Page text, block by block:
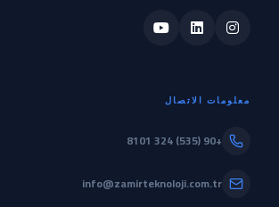
معلومات الاتصال
+90 (535) 324 8101
info@zamirteknoloji.com.tr